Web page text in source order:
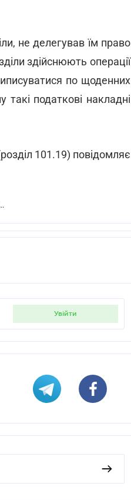
не делегував їм право
здійснюють операції
по щоденних
податкові накладні
101.19) повідомляє
Філії, не зареєстровані платниками ПДВ, виписують податкову накладну на кожен касовий апарат
увійти